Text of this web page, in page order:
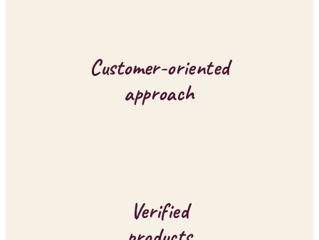
o
n
l
s
Customer-oriented
approach
Verified